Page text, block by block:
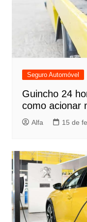
Seguro Automóvel
Guincho 24
como acionar
Alfa 15 de